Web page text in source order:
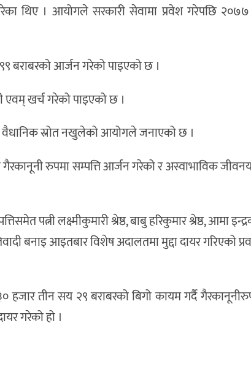
थिए । आयोगले सरकारी सेवामा प्रवेश गरेपछि
बराबरको आर्जन गरेको पाइएको छ ।
खर्च गरेको पाइएको छ ।
स्रोत नखुलेको आयोगले जनाएको छ ।
रुपमा सम्पत्ति आर्जन गरेको र अस्वाभाविक
पत्नी लक्ष्मीकुमारी श्रेष्ठ, बाबु हरिकुमार श्रेष्ठ, आमा
बनाइ आइतबार विशेष अदालतमा मुद्दा दायर गरिएको
हजार तीन सय २९ बराबरको बिगो कायम गर्दै
गरेको हो ।